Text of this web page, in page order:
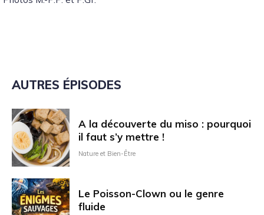
AUTRES ÉPISODES
A la découverte du miso : pourquoi
il faut s’y mettre !
Nature et Bien-Être
Le Poisson-Clown ou le genre
fluide